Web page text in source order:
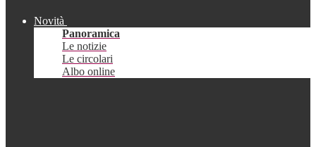
Novità
Panoramica
Le notizie
Le circolari
Albo online